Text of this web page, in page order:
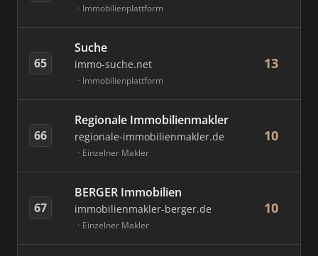
Immobilienplattform
65
Suche
immo-suche.net
Immobilienplattform
13
66
Regionale Immobilienmakler
regionale-immobilienmakler.de
Einzelner Makler
10
67
BERGER Immobilien
immobilienmakler-berger.de
Einzelner Makler
10